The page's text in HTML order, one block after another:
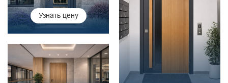
Узнать цену